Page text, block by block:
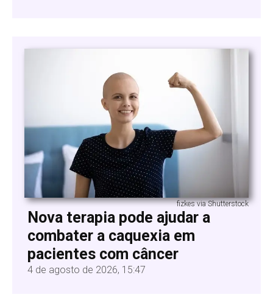
fizkes via Shutterstock
Nova terapia pode ajudar a
combater a caquexia em
pacientes com câncer
4 de agosto de 2026, 15:47